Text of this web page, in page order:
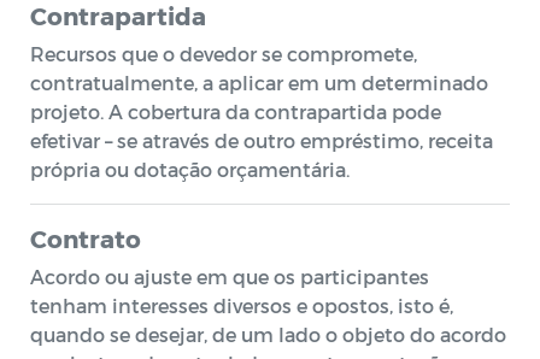
Contrapartida
Recursos que o devedor se compromete,
contratualmente, a aplicar em um determinado
projeto. A cobertura da contrapartida pode
efetivar – se através de outro empréstimo, receita
própria ou dotação orçamentária.
Contrato
Acordo ou ajuste em que os participantes
tenham interesses diversos e opostos, isto é,
quando se desejar, de um lado o objeto do acordo